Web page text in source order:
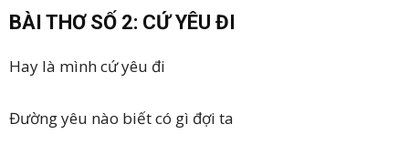
BÀI THƠ SỐ 2: CỨ YÊU ĐI
Hay là mình cứ yêu đi
Đường yêu nào biết có gì đợi ta